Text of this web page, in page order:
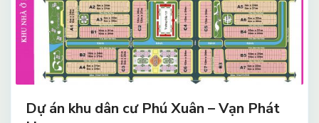
Dự án khu dân cư Phú Xuân – Vạn Phát